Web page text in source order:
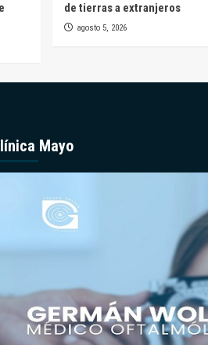
de tierras a extranjeros
agosto 5, 2026
Mayo